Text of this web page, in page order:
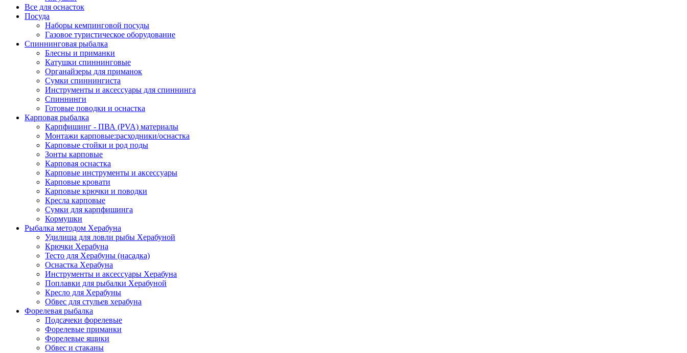
Все для оснасток
Посуда
Наборы кемпинговой посуды
Газовое туристическое оборудование
Спиннинговая рыбалка
Блесны и приманки
Катушки спиннинговые
Органайзеры для приманок
Сумки спиннингиста
Инструменты и аксессуары для спиннинга
Спиннинги
Готовые поводки и оснастка
Карповая рыбалка
Карпфишинг - ПВА (PVA) материалы
Монтажи карповые:расходники/оснастка
Карповые стойки и род поды
Зонты карповые
Карповая оснастка
Карповые инструменты и аксессуары
Карповые кровати
Карповые крючки и поводки
Кресла карповые
Сумки для карпфишинга
Кормушки
Рыбалка методом Херабуна
Удилища для ловли рыбы Херабуной
Крючки Херабуна
Тесто для Херабуны (насадка)
Оснастка Херабуна
Инструменты и аксессуары Херабуна
Поплавки для рыбалки Херабуной
Кресло для Херабуны
Обвес для стульев херабуна
Форелевая рыбалка
Подсачеки форелевые
Форелевые приманки
Форелевые ящики
Обвес и стаканы